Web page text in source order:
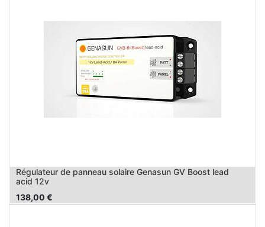
Régulateur de panneau solaire Genasun GV Boost lead
acid 12v
138,00 €